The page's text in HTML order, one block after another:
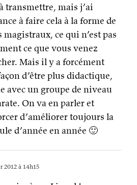
transmettre, mais j’ai
à faire cela à la forme de
magistraux, ce qui n’est pas
ce que vous venez
Mais il y a forcément
d’être plus didactique,
avec un groupe de niveau
On va en parler et
d’améliorer toujours la
d’année en année 🙂
2012 à 14h15